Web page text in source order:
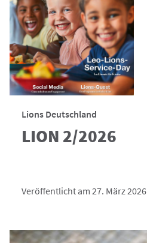
Lions Deutschland
LION 2/2026
Veröffentlicht am 27. März 2026